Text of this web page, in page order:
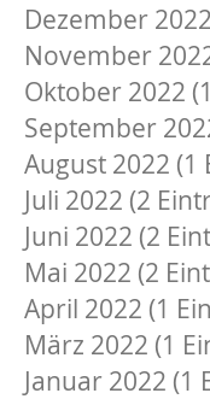
Dezember
November
Oktober 2022
September
August 2022 (1
Juli 2022 (2
Juni 2022 (2
Mai 2022 (2
April 2022 (1
März 2022 (1
Januar 2022 (1